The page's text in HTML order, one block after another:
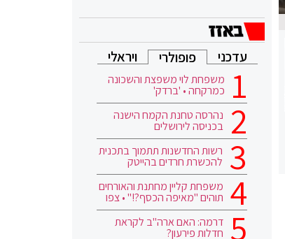
עדכני פופולרי ויראלי
משפחת לוי משפצת והשכונה
כמרקחה • 'ברדק'
נהרסה טחנת הקמח הישנה
בכניסה לירושלים
רשות החדשנות תתמוך בתכנית
להכשרת חרדים בהייטק
משפחת קליין מחתנת והאורחים
תוהים "מאיפה הכסף?!" • צפו
דרמה: האם ארה"ב לקראת
חדלות פירעון?